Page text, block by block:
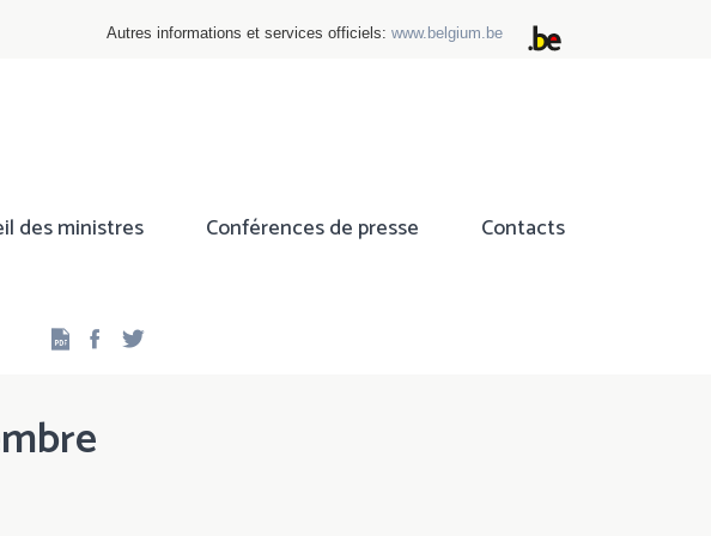
Autres informations et services officiels: www.belgium.be
des ministres Conférences de presse Contacts
Facebook